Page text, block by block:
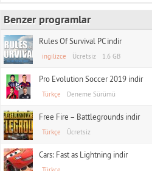
Benzer programlar
Rules Of Survival PC indir
ingilizce Ücretsiz 1.6 GB
Pro Evolution Soccer 2019 indir
Türkçe Deneme Sürümü
Free Fire – Battlegrounds indir
Türkçe Ücretsiz
Cars: Fast as Lightning indir